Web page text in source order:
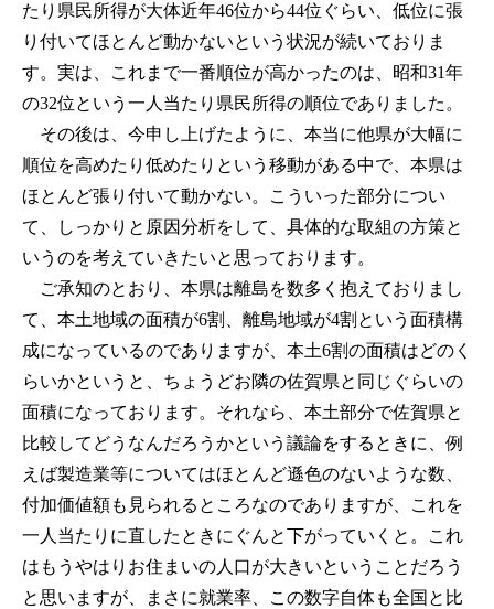
たり県民所得が大体近年46位から44位ぐらい、低位に張
り付いてほとんど動かないという状況が続いておりま
す。実は、これまで一番順位が高かったのは、昭和31年
の32位という一人当たり県民所得の順位でありました。
その後は、今申し上げたように、本当に他県が大幅に
順位を高めたり低めたりという移動がある中で、本県は
ほとんど張り付いて動かない。こういった部分につい
て、しっかりと原因分析をして、具体的な取組の方策と
いうのを考えていきたいと思っております。
ご承知のとおり、本県は離島を数多く抱えておりまし
て、本土地域の面積が6割、離島地域が4割という面積構
成になっているのでありますが、本土6割の面積はどのく
らいかというと、ちょうどお隣の佐賀県と同じぐらいの
面積になっております。それなら、本土部分で佐賀県と
比較してどうなんだろうかという議論をするときに、例
えば製造業等についてはほとんど遜色のないような数、
付加価値額も見られるところなのでありますが、これを
一人当たりに直したときにぐんと下がっていくと。これ
はもうやはりお住まいの人口が大きいということだろう
と思いますが、まさに就業率、この数字自体も全国と比